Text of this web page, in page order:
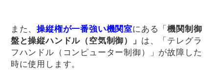
また、操縦権が一番強い機関室にある「機関制御
盤と操縦ハンドル（空気制御）」 は、「テレグラ
フハンドル（コンピューター制御）」が故障した
時に使用します。